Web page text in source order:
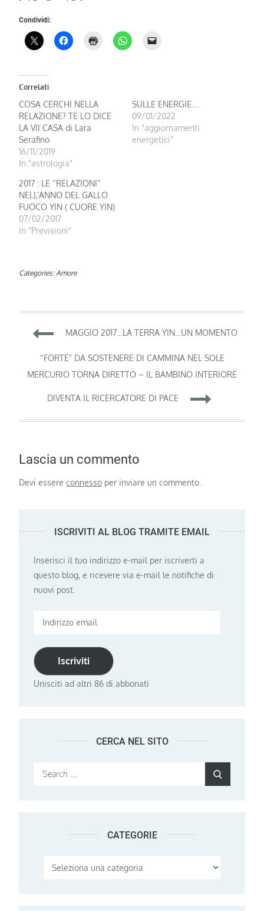
Condividi:
Correlati
COSA CERCHI NELLA
RELAZIONE? TE LO DICE
LA VII CASA di Lara
Serafino
16/11/2019
In "astrologia"
SULLE ENERGIE….
09/01/2022
In "aggiornamenti
energetici"
2017 : LE “RELAZIONI”
NELL’ANNO DEL GALLO
FUOCO YIN ( CUORE YIN)
07/02/2017
In "Previsioni"
Categories: Amore
Navigazione
articoli
MAGGIO 2017…LA TERRA YIN…UN MOMENTO
“FORTE” DA SOSTENERE DI CAMMINA NEL SOLE
MERCURIO TORNA DIRETTO – IL BAMBINO INTERIORE
DIVENTA IL RICERCATORE DI PACE
Lascia un commento
Devi essereconnesso per inviare un commento.
ISCRIVITI AL BLOG TRAMITE EMAIL
Inserisci il tuo indirizzo e-mail per iscriverti a
questo blog, e ricevere via e-mail le notifiche di
nuovi post.
Indirizzo
Iscriviti
Unisciti ad altri 86 di abbonati
CERCA NEL SITO
Search
CATEGORIE
Categorie